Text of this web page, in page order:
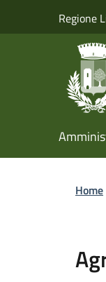
Regione
Home